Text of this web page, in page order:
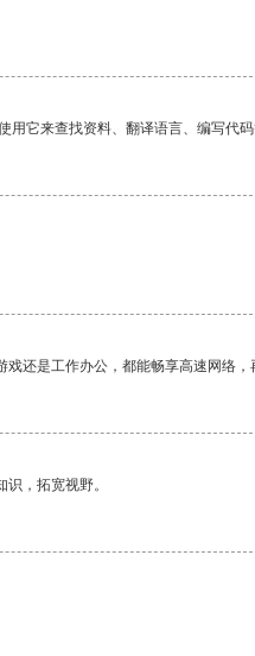
它来查找资料、翻译语言、编写代码
还是工作办公，都能畅享高速网络，
，拓宽视野。